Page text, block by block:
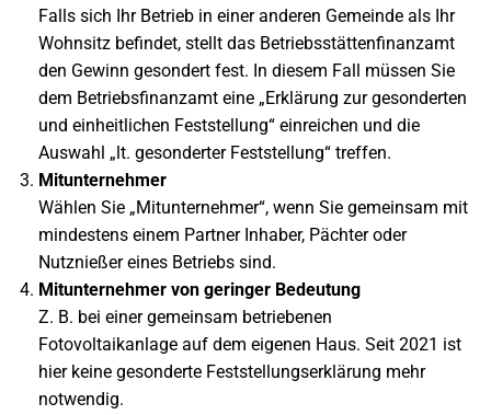
Falls sich Ihr Betrieb in einer anderen Gemeinde als Ihr
Wohnsitz befindet, stellt das Betriebsstättenfinanzamt
den Gewinn gesondert fest. In diesem Fall müssen Sie
dem Betriebsfinanzamt eine „Erklärung zur gesonderten
und einheitlichen Feststellung“ einreichen und die
Auswahl „lt. gesonderter Feststellung“ treffen.
Mitunternehmer
Wählen Sie „Mitunternehmer“, wenn Sie gemeinsam mit
mindestens einem Partner Inhaber, Pächter oder
Nutznießer eines Betriebs sind.
Mitunternehmer von geringer Bedeutung
Z. B. bei einer gemeinsam betriebenen
Fotovoltaikanlage auf dem eigenen Haus. Seit 2021 ist
hier keine gesonderte Feststellungserklärung mehr
notwendig.